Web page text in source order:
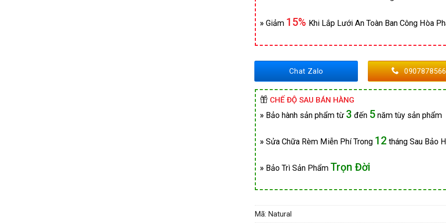
»Giảm 15% Khi Lắp Lưới An Toàn Ban Công Hòa
Chat Zalo 0907878566
CHẾ ĐỘ SAU BÁN HÀNG
»Bảo hành sản phẩm từ 3 đến 5năm tùy sản phẩm
»Sửa Chữa Rèm Miễn Phí Trong 12 tháng Sau Bảo
»Bảo Trì Sản Phẩm Trọn Đời
Mã: Natural